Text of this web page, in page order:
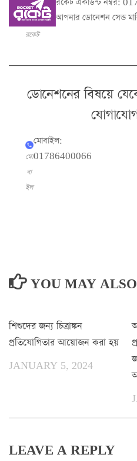
রকেট
রকেট একাউন্ট নম্বর:
আপনার ডোনেশন সেন্ড
ডোনেশনের বিষয়ে
মো
বা
ইল
মোবাইল:
01786400066
YOU MAY
শিশুদের জন্য চিত্রাঙ্কন
প্রতিযোগিতার আয়োজন করা হয়
JANUARY 5, 2024
LEAVE A REPLY